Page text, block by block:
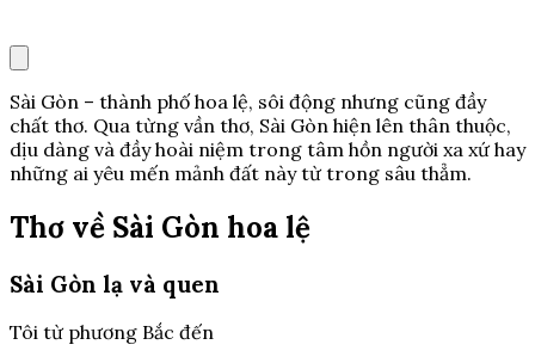
Sài Gòn – thành phố hoa lệ, sôi động nhưng cũng đầy
chất thơ. Qua từng vần thơ, Sài Gòn hiện lên thân thuộc,
dịu dàng và đầy hoài niệm trong tâm hồn người xa xứ hay
những ai yêu mến mảnh đất này từ trong sâu thẳm.
Thơ về Sài Gòn hoa lệ
Sài Gòn lạ và quen
Tôi từ phương Bắc đến